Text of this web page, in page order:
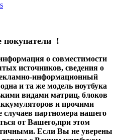
!
о совместимости
источников, сведения о
информационный
и та же модель ноутбука
видами матриц, блоков
и прочими
партномера нашего
от Вашего,при этом
Если Вы не уверены